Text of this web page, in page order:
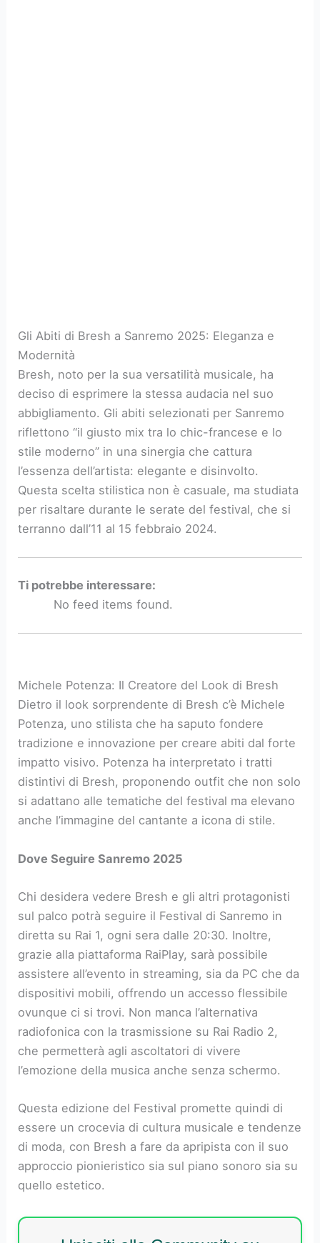
Gli Abiti di Bresh a Sanremo 2025: Eleganza e
Modernità
Bresh, noto per la sua versatilità musicale, ha
deciso di esprimere la stessa audacia nel suo
abbigliamento. Gli abiti selezionati per Sanremo
riflettono “il giusto mix tra lo chic-francese e lo
stile moderno” in una sinergia che cattura
l’essenza dell’artista: elegante e disinvolto.
Questa scelta stilistica non è casuale, ma studiata
per risaltare durante le serate del festival, che si
terranno dall’11 al 15 febbraio 2024.
Ti potrebbe interessare:
No feed items found.
Michele Potenza: Il Creatore del Look di Bresh
Dietro il look sorprendente di Bresh c’è Michele
Potenza, uno stilista che ha saputo fondere
tradizione e innovazione per creare abiti dal forte
impatto visivo. Potenza ha interpretato i tratti
distintivi di Bresh, proponendo outfit che non solo
si adattano alle tematiche del festival ma elevano
anche l’immagine del cantante a icona di stile.
Dove Seguire Sanremo 2025
Chi desidera vedere Bresh e gli altri protagonisti
sul palco potrà seguire il Festival di Sanremo in
diretta su Rai 1, ogni sera dalle 20:30. Inoltre,
grazie alla piattaforma RaiPlay, sarà possibile
assistere all’evento in streaming, sia da PC che da
dispositivi mobili, offrendo un accesso flessibile
ovunque ci si trovi. Non manca l’alternativa
radiofonica con la trasmissione su Rai Radio 2,
che permetterà agli ascoltatori di vivere
l’emozione della musica anche senza schermo.
Questa edizione del Festival promette quindi di
essere un crocevia di cultura musicale e tendenze
di moda, con Bresh a fare da apripista con il suo
approccio pionieristico sia sul piano sonoro sia su
quello estetico.